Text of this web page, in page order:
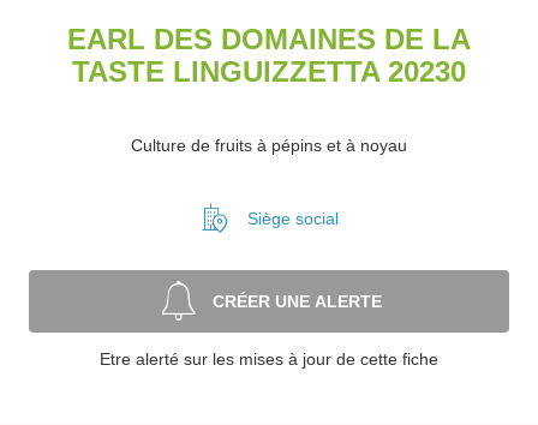
EARL DES DOMAINES DE LA
TASTE LINGUIZZETTA 20230
Culture de fruits à pépins et à noyau
Siège social
CRÉER UNE ALERTE
Etre alerté sur les mises à jour de cette fiche